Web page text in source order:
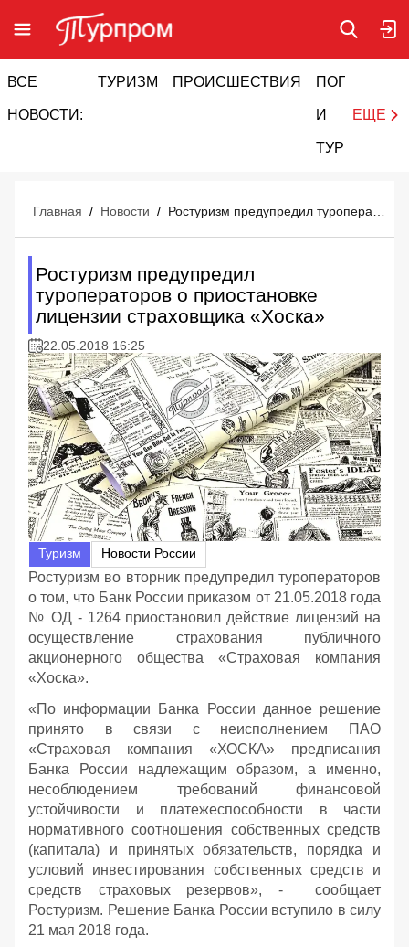
ВСЕ
НОВОСТИ:
ТУРИЗМ ПРОИСШЕСТВИЯ ПОГОДА
И
ТУРИЗМ
ЕЩЕ
Главная / Новости /
Ростуризм предупредил
туроператоров о приостановке
лицензии страховщика «Хоска»
22.05.2018 16:25
Туризм Новости России
Ростуризм во вторник предупредил туроператоров
о том, что Банк России приказом от 21.05.2018 года
№ ОД - 1264 приостановил действие лицензий на
осуществление страхования публичного
акционерного общества «Страховая компания
«Хоска».
«По информации Банка России данное решение
принято в связи с неисполнением ПАО
«Страховая компания «ХОСКА» предписания
Банка России надлежащим образом, а именно,
несоблюдением требований финансовой
устойчивости и платежеспособности в части
нормативного соотношения собственных средств
(капитала) и принятых обязательств, порядка и
условий инвестирования собственных средств и
средств страховых резервов», - сообщает
Ростуризм. Решение Банка России вступило в силу
21 мая 2018 года.